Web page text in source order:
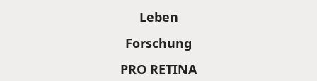
Leben
Forschung
PRO RETINA